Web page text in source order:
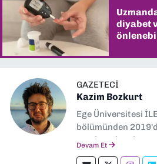
diyabet
GAZETECI
Kazim Bozkurt
Ege Üniversitesi
bölümünden
yerel ve ulusal
Devam Et